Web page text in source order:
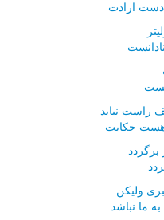
دست ارادت
نیاید
هست حکایت
ولیکن
ما نباشد